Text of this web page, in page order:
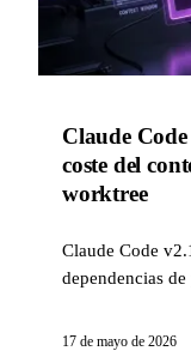
Claude
coste del
worktree
Claude Code
dependencias
de sesiones en
17 de mayo de 2026